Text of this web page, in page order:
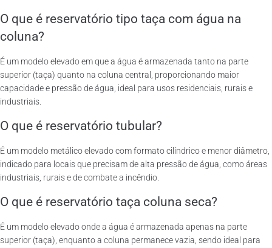
O que é reservatório tipo taça com água na
coluna?
É um modelo elevado em que a água é armazenada tanto na parte
superior (taça) quanto na coluna central, proporcionando maior
capacidade e pressão de água, ideal para usos residenciais, rurais e
industriais.
O que é reservatório tubular?
É um modelo metálico elevado com formato cilíndrico e menor diâmetro,
indicado para locais que precisam de alta pressão de água, como áreas
industriais, rurais e de combate a incêndio.
O que é reservatório taça coluna seca?
É um modelo elevado onde a água é armazenada apenas na parte
superior (taça), enquanto a coluna permanece vazia, sendo ideal para